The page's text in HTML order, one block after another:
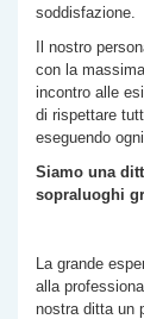
soddisfazione.
Il nostro
con la
incontro alle
di rispettare
eseguendo
Siamo una
sopraluoghi
La grande
alla
nostra ditta un